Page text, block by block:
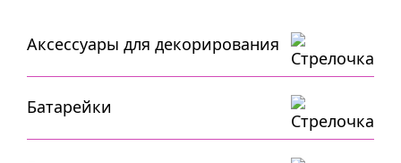
Аксессуары для декорирования
Батарейки